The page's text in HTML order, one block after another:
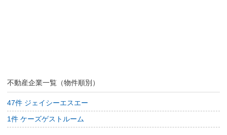
不動産企業一覧（物件順別）
47件 ジェイシーエスエー
1件 ケーズゲストルーム